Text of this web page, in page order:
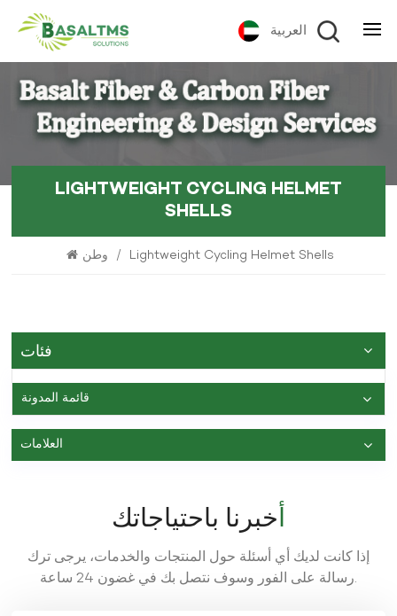
العربية
LIGHTWEIGHT CYCLING HELMET
SHELLS
/ Lightweight Cycling Helmet Shells
فئات
قائمة المدونة
العلامات
أخبرنا باحتياجاتك
إذا كانت لديك أي أسئلة حول المنتجات والخدمات، يرجى ترك
رسالة على الفور وسوف نتصل بك في غضون 24 ساعة.